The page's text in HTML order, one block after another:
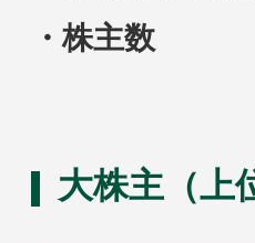
・株主数
大株主（上